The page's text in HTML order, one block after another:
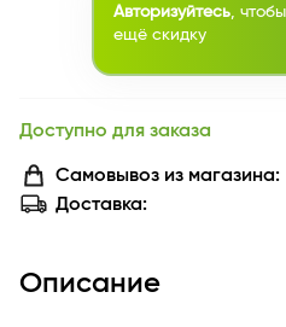
Авторизуйтесь ,
ещё скидку
Доступно для заказа
Самовывоз из магазина:
Доставка:
Описание